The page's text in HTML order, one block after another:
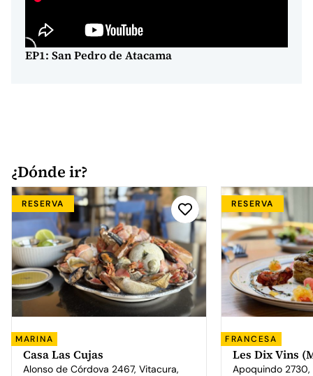
EP1: San Pedro de Atacama
¿Dónde ir?
RESERVA
MARINA
Casa Las Cujas
Alonso de Córdova 2467, Vitacura,
RESERVA
FRANCESA
Les Dix Vins
Apoquindo 2730,